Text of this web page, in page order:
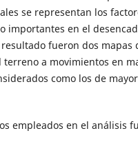
se representan los
importantes en el
fueron dos mapas
a movimientos en
como los de
empleados en el análisis